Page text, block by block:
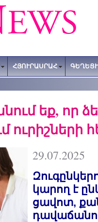
ՀՅՈՒՐԱՍՐԱՀ
եք, որ
ուրիշների
29.07.2025
կարող է
ցավոտ,